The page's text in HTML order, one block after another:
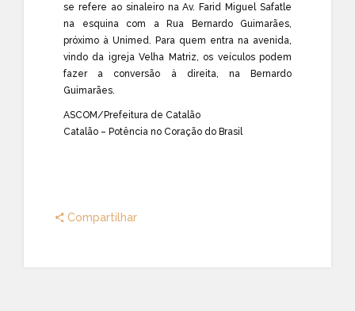
se refere ao sinaleiro na Av. Farid Miguel Safatle
na esquina com a Rua Bernardo Guimarães,
próximo à Unimed. Para quem entra na avenida,
vindo da igreja Velha Matriz, os veículos podem
fazer a conversão à direita, na Bernardo
Guimarães.
ASCOM/Prefeitura de Catalão
Catalão – Potência no Coração do Brasil
Compartilhar